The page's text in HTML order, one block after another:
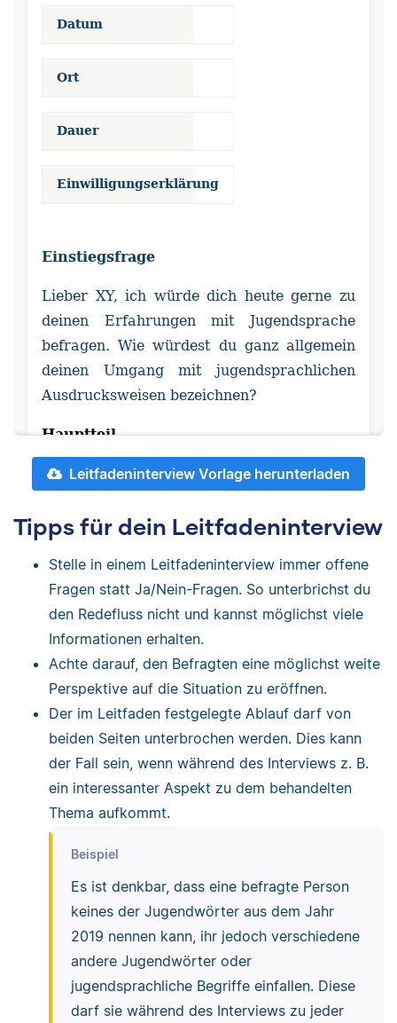
Datum
Ort
Dauer
Einwilligungserklärung
Einstiegsfrage
Lieber XY, ich würde dich heute gerne zu
deinen Erfahrungen mit Jugendsprache
befragen. Wie würdest du ganz allgemein
deinen Umgang mit jugendsprachlichen
Ausdrucksweisen bezeichnen?
Hauptteil
Wie viele jugendsprachliche
Welche Jugendwörter des Jahres 2019
Welches ist das Jugendwort des Jahres
2019?
Was denkst du, wie viel Jugendsprache
verwenden deine Freunde und
Bekannte?
Würdest du Jugendsprache auch in der
Schule/im Job verwenden und
warum/warum nicht?
Schlüsselfragen herausfiltern
Ausdrücke verwendest du?
verwenden deine Freunde und
Erzählimpuls und
Aufrechterhaltungsfragen
Leitfadeninterview Vorlage herunterladen
Tipps für dein Leitfadeninterview
Stelle in einem Leitfadeninterview immer offene
Fragen statt Ja/Nein-Fragen. So unterbrichst du
den Redefluss nicht und kannst möglichst viele
Informationen erhalten.
Achte darauf, den Befragten eine möglichst weite
Perspektive auf die Situation zu eröffnen.
Der im Leitfaden festgelegte Ablauf darf von
beiden Seiten unterbrochen werden. Dies kann
der Fall sein, wenn während des Interviews z. B.
ein interessanter Aspekt zu dem behandelten
Thema aufkommt.
Beispiel
Es ist denkbar, dass eine befragte Person
keines der Jugendwörter aus dem Jahr
2019 nennen kann, ihr jedoch verschiedene
andere Jugendwörter oder
jugendsprachliche Begriffe einfallen. Diese
darf sie während des Interviews zu jeder